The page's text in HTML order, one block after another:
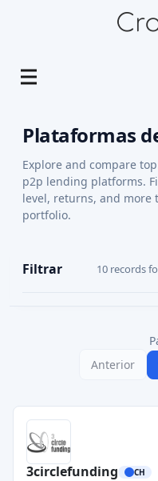
Plataformas
Explore and compare
p2p lending platforms.
level, returns, and
portfolio.
Filtrar 10 records
Anterior
3circlefunding CH